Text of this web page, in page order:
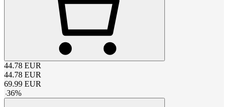
44.78 EUR
44.78 EUR
69.99 EUR
-36%